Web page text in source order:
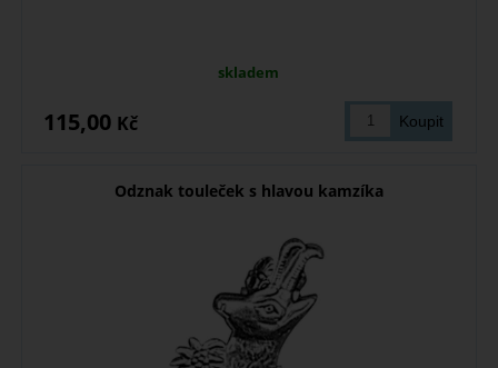
skladem
115,00 Kč
Odznak touleček s hlavou kamzíka